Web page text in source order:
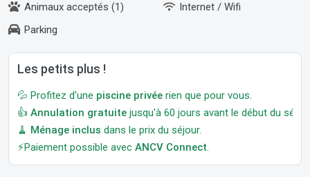
Animaux acceptés (1)
Internet / Wifi
Parking
Les petits plus !
💦 Profitez d'une piscine privée rien que pour vous.
👍 Annulation gratuite jusqu'à 60 jours avant le début du
🧹 Ménage inclus dans le prix du séjour.
⚡Paiement possible avec ANCV Connect